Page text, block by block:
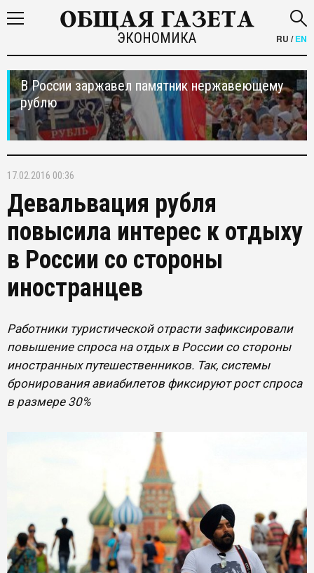
ЭКОНОМИКА RU /EN
В России заржавел памятник нержавеющему
рублю
17.02.2016 00:36
Девальвация рубля
повысила интерес к отдыху
в России со стороны
иностранцев
Работники туристической отрасти зафиксировали
повышение спроса на отдых в России со стороны
иностранных путешественников. Так, системы
бронирования авиабилетов фиксируют рост спроса
в размере 30%